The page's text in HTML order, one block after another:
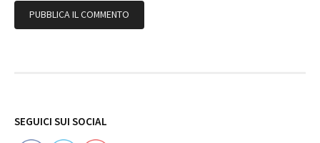
SEGUICI SUI SOCIAL